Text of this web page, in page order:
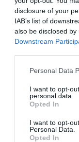
disclosure of your
IAB’s list of
also be disclosed
Downstream
Personal Data
I want to opt-
personal data.
Opted In
I want to opt-
Personal Data.
Opted In
tiszteletére
AKTUÁLIS
2024. november 30.
Kis csoda a
épül
AKTUÁLIS
2024. november 29.